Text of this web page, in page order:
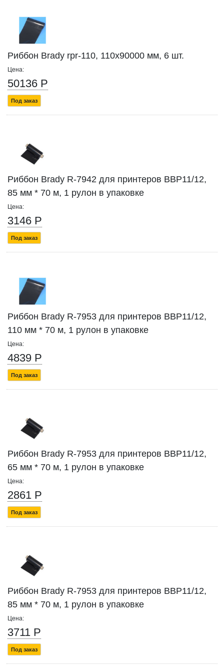
Риббон Brady rpr-110, 110x90000 мм, 6 шт.
Цена:
50136 Р
Под заказ
Риббон Brady R-7942 для принтеров BBP11/12,
85 мм * 70 м, 1 рулон в упаковке
Цена:
3146 Р
Под заказ
Риббон Brady R-7953 для принтеров BBP11/12,
110 мм * 70 м, 1 рулон в упаковке
Цена:
4839 Р
Под заказ
Риббон Brady R-7953 для принтеров BBP11/12,
65 мм * 70 м, 1 рулон в упаковке
Цена:
2861 Р
Под заказ
Риббон Brady R-7953 для принтеров BBP11/12,
85 мм * 70 м, 1 рулон в упаковке
Цена:
3711 Р
Под заказ